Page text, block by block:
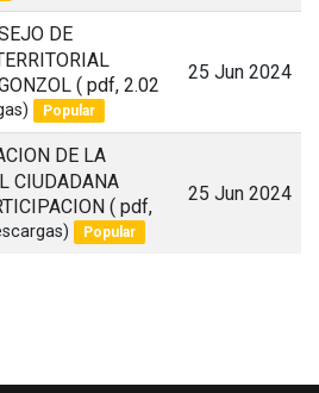
DE
( pdf, 2.02
Popular
25 Jun 2024
DE LA
CIUDADANA
( pdf,
Popular
25 Jun 2024